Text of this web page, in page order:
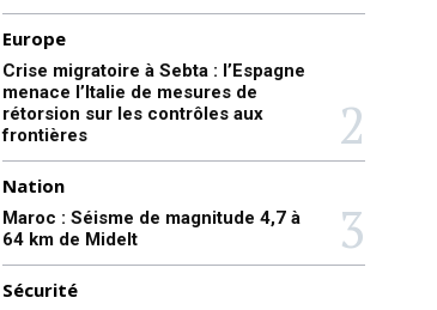
Europe
Crise migratoire à Sebta : l’Espagne
menace l’Italie de mesures de
rétorsion sur les contrôles aux
frontières
Nation
Maroc : Séisme de magnitude 4,7 à
64 km de Midelt
Sécurité